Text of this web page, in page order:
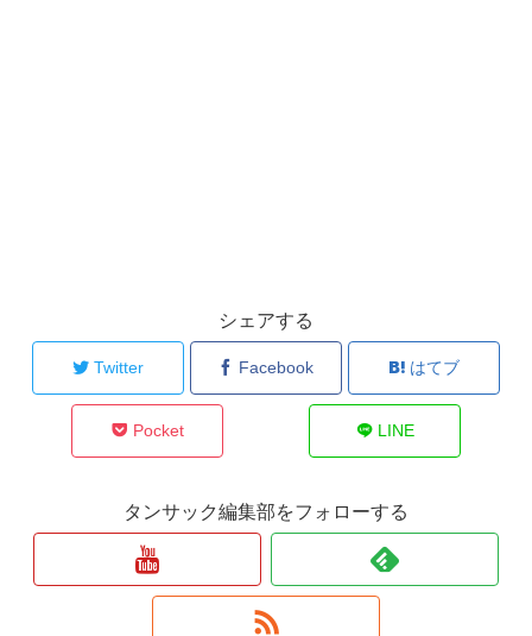
シェアする
Twitter Facebook はてブ
Pocket LINE
タンサック編集部をフォローする